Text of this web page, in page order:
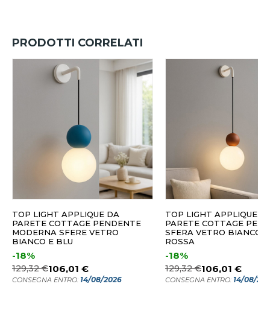
PRODOTTI CORRELATI
TOP LIGHT APPLIQUE DA
PARETE COTTAGE PENDENTE
MODERNA SFERE VETRO
BIANCO E BLU
-18%
129,32 €106,01 €
CONSEGNA ENTRO: 14/08/2026
TOP LIGHT APPLIQUE
PARETE COTTAGE
SFERA VETRO BIANCO
ROSSA
-18%
129,32 €106,01 €
CONSEGNA ENTRO: 14/08/